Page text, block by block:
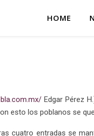
HOME
Edgar Pérez
esto los poblanos se
cuatro entradas se